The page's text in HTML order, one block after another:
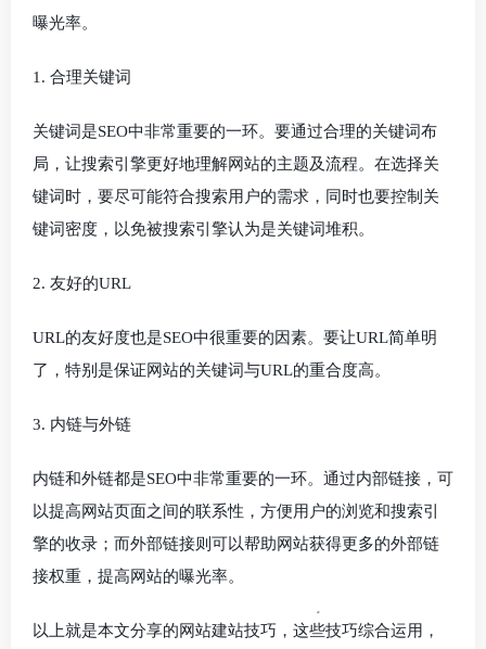
曝光率。
1. 合理关键词
关键词是SEO中非常重要的一环。要通过合理的关键词布
局，让搜索引擎更好地理解网站的主题及流程。在选择关
键词时，要尽可能符合搜索用户的需求，同时也要控制关
键词密度，以免被搜索引擎认为是关键词堆积。
2. 友好的URL
URL的友好度也是SEO中很重要的因素。要让URL简单明
了，特别是保证网站的关键词与URL的重合度高。
3. 内链与外链
内链和外链都是SEO中非常重要的一环。通过内部链接，可
以提高网站页面之间的联系性，方便用户的浏览和搜索引
擎的收录；而外部链接则可以帮助网站获得更多的外部链
接权重，提高网站的曝光率。
以上就是本文分享的网站建站技巧，这些技巧综合运用，